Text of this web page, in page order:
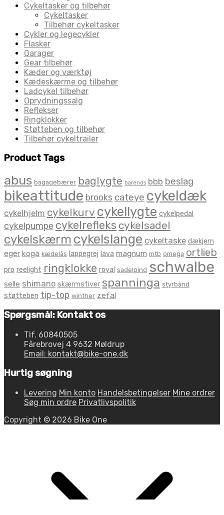
Cykeltasker og tilbehør
Cykeltasker
Tilbehør cykeltasker
Cykler og legecykler
Flasker
Garager
Gear tilbehør
Kæder og værktøj
Kædeskærme og tilbehør
Ladcykel tilbehør
Oprydningssalg
Reflekser
Ringklokker
Støtteben og tilbehør
Tilbehør cykeltrailer
Product Tags
abus bagagebærer baglygte barends bbb beslag
bikeattitude brooks cateye cykeldæk
cykelhjelm cykelkurv cykellygte cykelpedal
cykelpumpe cykelrefleks cykelsadel
cykelskærm cykelslange cykeltaske dækjern
eger koga kædelås lappegrej lava magnum mtb omega ortlieb
pro reelight ringklokke royal sadelpind schwalbe
selle shimano skærmstiver spanninga styrbånd
støtteben tip-top winther zefal
Spørgsmål: Kontakt os
Tlf. 60840505
Fårebrovej 4 9632 Møldrup
Email: kontakt@bike-one.dk
Hurtig søgning
Levering Min konto Handelsbetingelser Mine ordrer
Søg min ordre Privatlivspolitik
Copyright © 2026 Bike One